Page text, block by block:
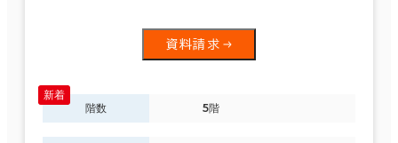
資料請求
階数 5階